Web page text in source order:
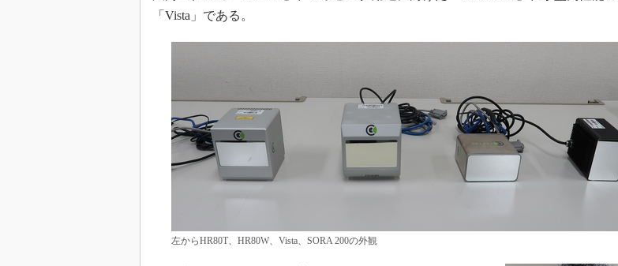
「Vista」である。
左からHR80T、HR80W、Vista、SORA 200の外観